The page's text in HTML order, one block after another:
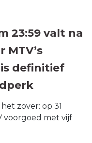
23:59 valt na
definitief
zover: op 31
voorgoed met vijf